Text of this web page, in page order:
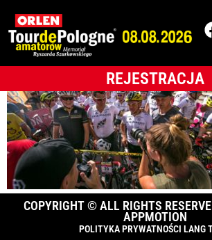
REJESTRACJA
COPYRIGHT © ALL RIGHTS
APPMOTION
POLITYKA PRYWATNOŚCI LANG